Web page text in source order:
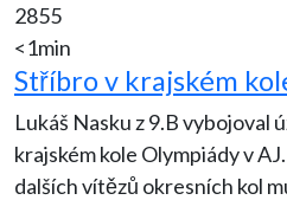
2855
<1min
Stříbro v krajském
Lukáš Nasku z 9.B vybojoval
krajském kole Olympiády v AJ. V těžké konkurenci
dalších vítězů okresních kol